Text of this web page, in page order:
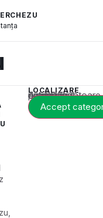
LOCALIZARE
Acest conținut este blocat până când acceptați categoria corespunzătoare de cookie-uri.
Accept